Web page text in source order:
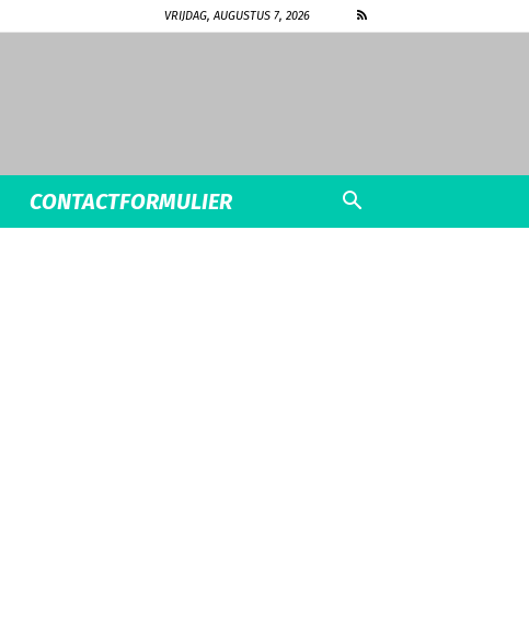
VRIJDAG, AUGUSTUS 7, 2026
CONTACTFORMULIER